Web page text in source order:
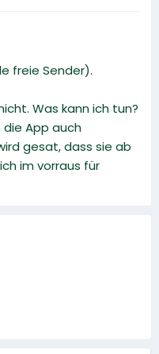
freie Sender).
Was kann ich tun?
die App auch
gesat, dass sie ab
im vorraus für